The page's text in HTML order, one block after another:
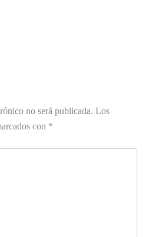
no será publicada. Los
con *